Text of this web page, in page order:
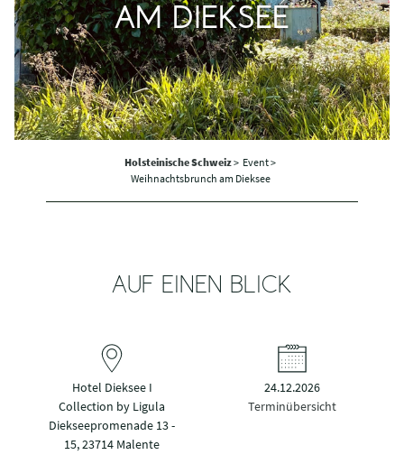
AM DIEKSEE
Holsteinische Schweiz> Event >
Weihnachtsbrunch am Dieksee
AUF EINEN BLICK
Hotel Dieksee I
Collection by Ligula
Diekseepromenade 13 -
15, 23714 Malente
24.12.2026
Terminübersicht